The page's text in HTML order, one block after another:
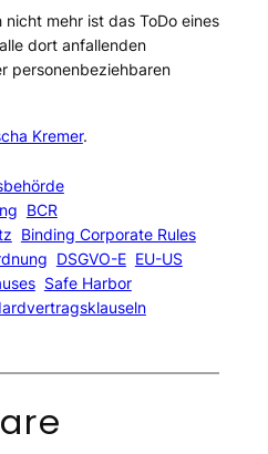
mehr ist das ToDo eines
dort anfallenden
personenbeziehbaren
Kremer.
BCR
Binding Corporate Rules
DSGVO-E EU-US
Safe Harbor